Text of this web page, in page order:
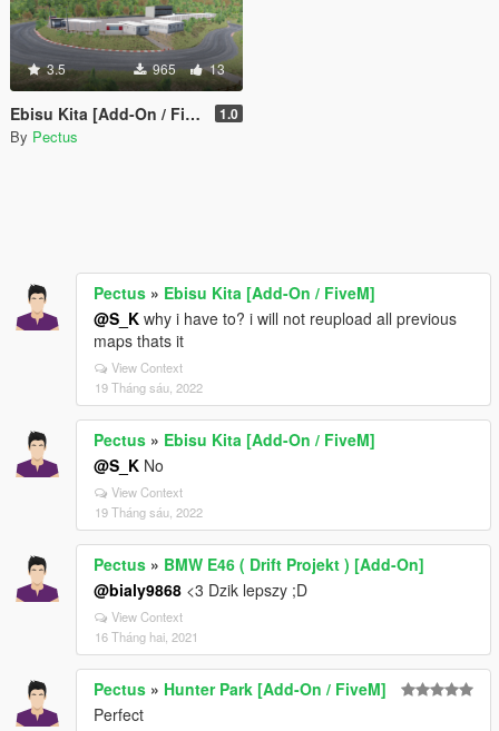
3.5 965 13
Ebisu Kita [Add-On / FiveM] 1.0
By Pectus
Pectus » Ebisu Kita [Add-On / FiveM]
@S_K why i have to? i will not reupload all previous
maps thats it
View Context
19 Tháng sáu, 2022
Pectus » Ebisu Kita [Add-On / FiveM]
@S_K No
View Context
19 Tháng sáu, 2022
Pectus » BMW E46 ( Drift Projekt ) [Add-On]
@bialy9868 <3 Dzik lepszy ;D
View Context
16 Tháng hai, 2021
Pectus » Hunter Park [Add-On / FiveM]
Perfect